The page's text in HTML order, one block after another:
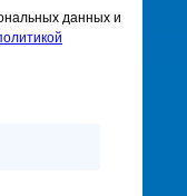
данных и